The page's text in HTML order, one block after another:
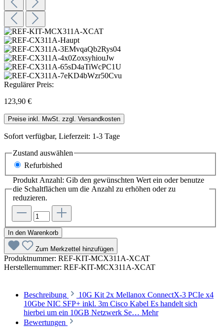
Regulärer Preis:
123,90 €
Preise inkl. MwSt. zzgl. Versandkosten
Sofort verfügbar, Lieferzeit: 1-3 Tage
Zustand auswählen
Refurbished
Produkt Anzahl: Gib den gewünschten Wert ein oder benutze
die Schaltflächen um die Anzahl zu erhöhen oder zu
reduzieren.
In den Warenkorb
Zum Merkzettel hinzufügen
Produktnummer: REF-KIT-MCX311A-XCAT
Herstellernummer: REF-KIT-MCX311A-XCAT
Beschreibung
10G Kit 2x Mellanox ConnectX-3 PCIe x4
10Gbe NIC SFP+ inkl. 3m Cisco Kabel Es handelt sich
hierbei um ein 10GB Netzwerk Se… Mehr
Bewertungen